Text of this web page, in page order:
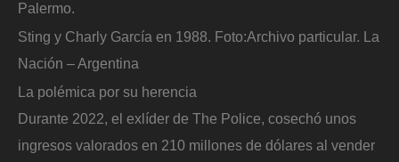
Palermo.
Sting y Charly García en 1988. Foto:Archivo particular. La
Nación – Argentina
La polémica por su herencia
Durante 2022, el exlíder de The Police, cosechó unos
ingresos valorados en 210 millones de dólares al vender